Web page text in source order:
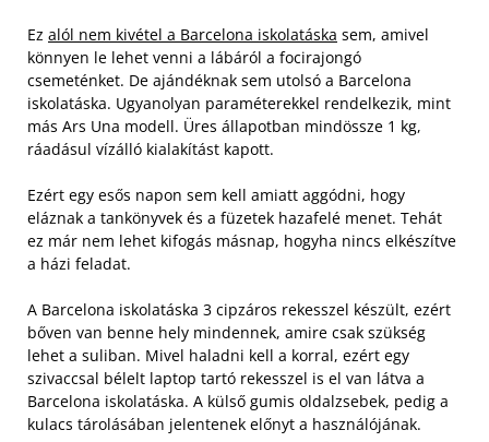
Ez alól nem kivétel a Barcelona iskolatáska sem, amivel
könnyen le lehet venni a lábáról a focirajongó
csemeténket. De ajándéknak sem utolsó a Barcelona
iskolatáska. Ugyanolyan paraméterekkel rendelkezik, mint
más Ars Una modell. Üres állapotban mindössze 1 kg,
ráadásul vízálló kialakítást kapott.
Ezért egy esős napon sem kell amiatt aggódni, hogy
eláznak a tankönyvek és a füzetek hazafelé menet. Tehát
ez már nem lehet kifogás másnap, hogyha nincs elkészítve
a házi feladat.
A Barcelona iskolatáska 3 cipzáros rekesszel készült, ezért
bőven van benne hely mindennek, amire csak szükség
lehet a suliban. Mivel haladni kell a korral, ezért egy
szivaccsal bélelt laptop tartó rekesszel is el van látva a
Barcelona iskolatáska. A külső gumis oldalzsebek, pedig a
kulacs tárolásában jelentenek előnyt a használójának.